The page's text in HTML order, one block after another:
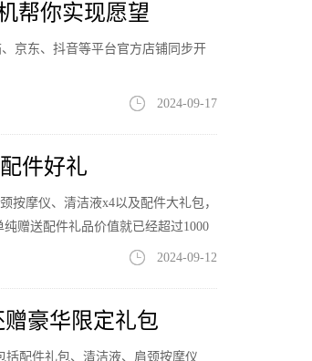
帮你实现愿望
京东、抖音等平台官方店铺同步开
2024-09-17
件好礼
按摩仪、清洁液x4以及配件大礼包，
赠送配件礼品价值就已经超过1000
2024-09-12
豪华限定礼包
括配件礼包、清洁液、肩颈按摩仪